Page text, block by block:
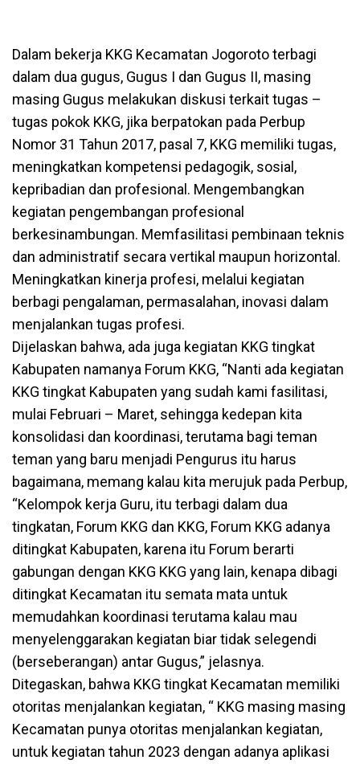
Dalam bekerja KKG Kecamatan Jogoroto terbagi
dalam dua gugus, Gugus I dan Gugus II, masing
masing Gugus melakukan diskusi terkait tugas –
tugas pokok KKG, jika berpatokan pada Perbup
Nomor 31 Tahun 2017, pasal 7, KKG memiliki tugas,
meningkatkan kompetensi pedagogik, sosial,
kepribadian dan profesional. Mengembangkan
kegiatan pengembangan profesional
berkesinambungan. Memfasilitasi pembinaan teknis
dan administratif secara vertikal maupun horizontal.
Meningkatkan kinerja profesi, melalui kegiatan
berbagi pengalaman, permasalahan, inovasi dalam
menjalankan tugas profesi.
Dijelaskan bahwa, ada juga kegiatan KKG tingkat
Kabupaten namanya Forum KKG, “Nanti ada kegiatan
KKG tingkat Kabupaten yang sudah kami fasilitasi,
mulai Februari – Maret, sehingga kedepan kita
konsolidasi dan koordinasi, terutama bagi teman
teman yang baru menjadi Pengurus itu harus
bagaimana, memang kalau kita merujuk pada Perbup,
“Kelompok kerja Guru, itu terbagi dalam dua
tingkatan, Forum KKG dan KKG, Forum KKG adanya
ditingkat Kabupaten, karena itu Forum berarti
gabungan dengan KKG KKG yang lain, kenapa dibagi
ditingkat Kecamatan itu semata mata untuk
memudahkan koordinasi terutama kalau mau
menyelenggarakan kegiatan biar tidak selegendi
(berseberangan) antar Gugus,” jelasnya.
Ditegaskan, bahwa KKG tingkat Kecamatan memiliki
otoritas menjalankan kegiatan, “ KKG masing masing
Kecamatan punya otoritas menjalankan kegiatan,
untuk kegiatan tahun 2023 dengan adanya aplikasi